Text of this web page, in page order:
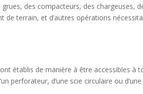
des compacteurs, des chargeuses,
de terrain, et d’autres opérations
établis de manière à être accessibles à
perforateur, d’une scie circulaire ou